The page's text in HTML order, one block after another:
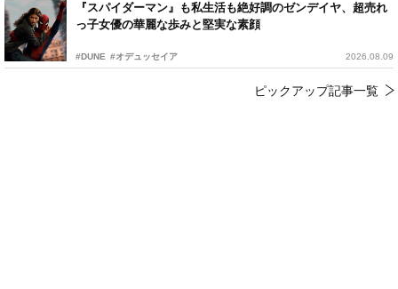
『スパイダーマン』も私生活も絶好調のゼンデイヤ、超売れ
っ子女優の華麗な歩みと堅実な素顔
#DUNE #オデュッセイア 2026.08.09
ピックアップ記事一覧